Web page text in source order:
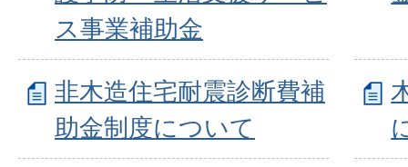
ス事業補助金
非木造住宅耐震診断費補
助金制度について